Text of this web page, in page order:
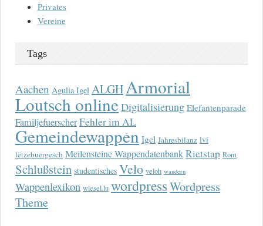
Privates
Vereine
Tags
Aachen Agulia Igel ALGHArmorial
Loutsch onlineDigitalisierung Elefantenparade
FamiljefuerscherFehler im AL
Gemeindewappen Igel Jahresbilanz lvi
lëtzebuergesch Meilensteine WappendatenbankRietstap Rom
Schlußstein studentisches Velo veloh wandern
Wappenlexikon wiesel.lu wordpressWordpress
Theme